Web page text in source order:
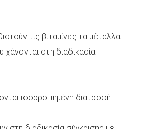
τις βιταμίνες τα μέταλλα
χάνονται στη διαδικασία
ισορροπημένη διατροφή